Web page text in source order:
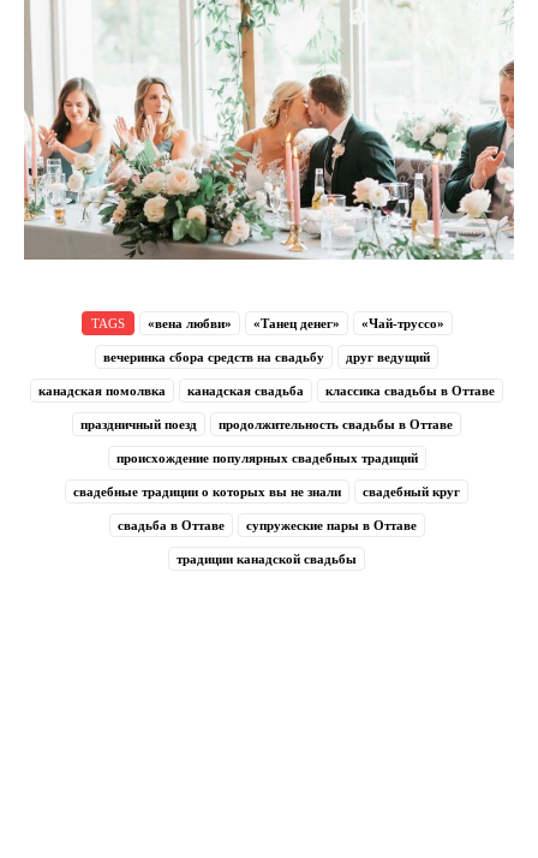
TAGS «вена любви» «Танец денег» «Чай-труссо»
вечеринка сбора средств на свадьбу друг ведущий
канадская помолвка канадская свадьба классика свадьбы в Оттаве
праздничный поезд продолжительность свадьбы в Оттаве
происхождение популярных свадебных традиций
свадебные традиции о которых вы не знали свадебный круг
свадьба в Оттаве супружеские пары в Оттаве
традиции канадской свадьбы